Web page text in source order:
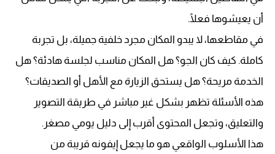
أن يعيشوها فعلًا.
في مقاطعها، لا يبدو المكان مجرد خلفية جميلة، بل تجربة
كاملة. كيف كان الجو؟ هل المكان مناسب لجلسة هادئة؟ هل
الخدمة مريحة؟ هل يستحق الزيارة مع الأهل أو الصديقات؟
هذه الأسئلة تظهر بشكل غير مباشر في طريقة التصوير
والتعليق، وتجعل المحتوى أقرب إلى دليل يومي مصغر.
هذا الأسلوب الواقعي هو ما يجعل إيفونه قريبة من